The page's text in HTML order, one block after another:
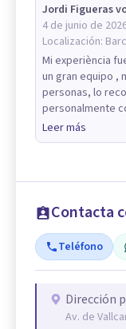
Jordi Figueras
4 de junio de
Localización:
Mi experiència
un gran equipo ,
personas, lo
personalmente
Leer más
Contacta
Teléfono
Dirección
Av. de